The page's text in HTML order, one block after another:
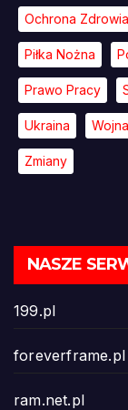
Ochrona Zdrowia
Piłka Nożna
Prawo Pracy
Ukraina Wojna
Zmiany
NASZE
199.pl
foreverframe.pl
ram.net.pl